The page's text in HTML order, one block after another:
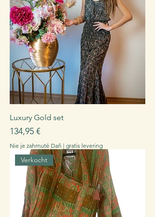
Luxury Gold set
Cena
134,95 €
Nie je zahrnuté Daň | gratis levering
Verkocht